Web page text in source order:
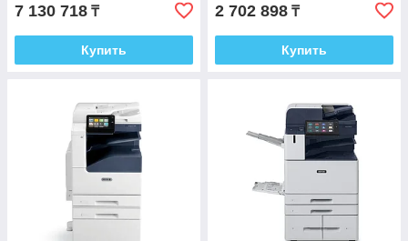
7 130 718 ₸
Купить
2 702 898 ₸
Купить